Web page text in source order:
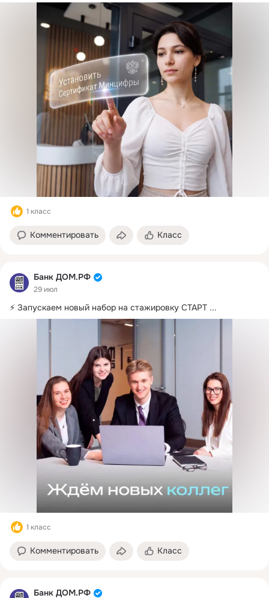
1 класс
Комментировать Класс
Банк ДОМ.РФ
29 июл
⚡️ Запускаем новый набор на стажировку СТАРТ ...
1 класс
Комментировать Класс
Банк ДОМ.РФ